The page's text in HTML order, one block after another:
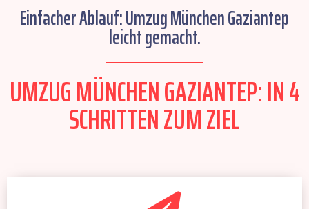
Einfacher Ablauf: Umzug München Gaziantep
leicht gemacht.
UMZUG MÜNCHEN GAZIANTEP: IN 4
SCHRITTEN ZUM ZIEL